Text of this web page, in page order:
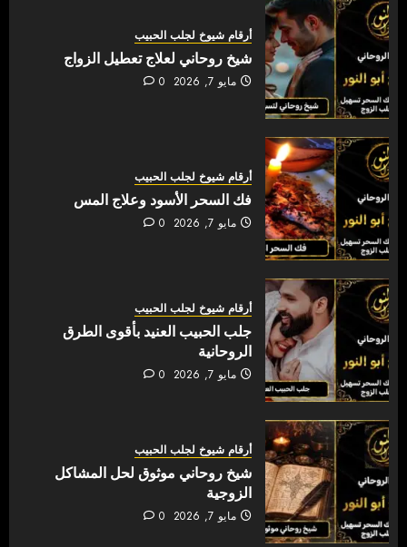
أرقام شيوخ لجلب الحبيب
شيخ روحاني لعلاج تعطيل الزواج
مايو 7, 2026 0
أرقام شيوخ لجلب الحبيب
فك السحر الأسود وعلاج المس
مايو 7, 2026 0
أرقام شيوخ لجلب الحبيب
جلب الحبيب العنيد بأقوى الطرق
الروحانية
مايو 7, 2026 0
أرقام شيوخ لجلب الحبيب
شيخ روحاني موثوق لحل المشاكل
الزوجية
مايو 7, 2026 0